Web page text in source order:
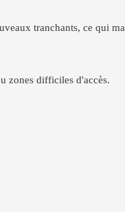
tranchants, ce qui
zones difficiles d'accès.